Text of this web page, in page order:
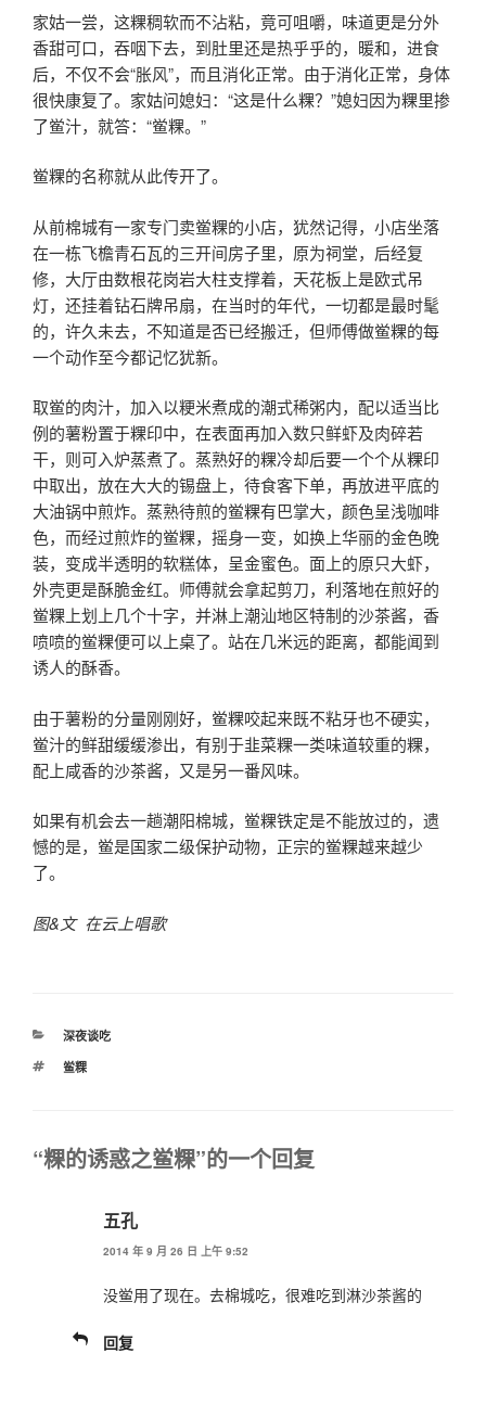
家姑一尝，这粿稠软而不沾粘，竟可咀嚼，味道更是分外
香甜可口，吞咽下去，到肚里还是热乎乎的，暖和，进食
后，不仅不会“胀风”，而且消化正常。由于消化正常，身体
很快康复了。家姑问媳妇：“这是什么粿？”媳妇因为粿里掺
了鲎汁，就答：“鲎粿。”
鲎粿的名称就从此传开了。
从前棉城有一家专门卖鲎粿的小店，犹然记得，小店坐落
在一栋飞檐青石瓦的三开间房子里，原为祠堂，后经复
修，大厅由数根花岗岩大柱支撑着，天花板上是欧式吊
灯，还挂着钻石牌吊扇，在当时的年代，一切都是最时髦
的，许久未去，不知道是否已经搬迁，但师傅做鲎粿的每
一个动作至今都记忆犹新。
取鲎的肉汁，加入以粳米煮成的潮式稀粥内，配以适当比
例的薯粉置于粿印中，在表面再加入数只鲜虾及肉碎若
干，则可入炉蒸煮了。蒸熟好的粿冷却后要一个个从粿印
中取出，放在大大的锡盘上，待食客下单，再放进平底的
大油锅中煎炸。蒸熟待煎的鲎粿有巴掌大，颜色呈浅咖啡
色，而经过煎炸的鲎粿，摇身一变，如换上华丽的金色晚
装，变成半透明的软糕体，呈金蜜色。面上的原只大虾，
外壳更是酥脆金红。师傅就会拿起剪刀，利落地在煎好的
鲎粿上划上几个十字，并淋上潮汕地区特制的沙茶酱，香
喷喷的鲎粿便可以上桌了。站在几米远的距离，都能闻到
诱人的酥香。
由于薯粉的分量刚刚好，鲎粿咬起来既不粘牙也不硬实，
鲎汁的鲜甜缓缓渗出，有别于韭菜粿一类味道较重的粿，
配上咸香的沙茶酱，又是另一番风味。
如果有机会去一趟潮阳棉城，鲎粿铁定是不能放过的，遗
憾的是，鲎是国家二级保护动物，正宗的鲎粿越来越少
了。
图&文 在云上唱歌
分
深夜谈吃
标
鲎粿
“粿的诱惑之鲎粿”的一个回复
五孔
2014 年 9 月 26 日 上午 9:52
没鲎用了现在。去棉城吃，很难吃到淋沙茶酱的
回复